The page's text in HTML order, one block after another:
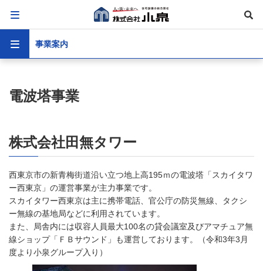
事業案内
電波塔事業
株式会社田無タワー
西東京市の新青梅街道沿い立つ地上高195ｍの電波塔「スカイタワ
ー西東京」の運営事業が主力事業です。
スカイタワー西東京は主に携帯電話、官公庁の防災無線、タクシ
ー無線の基地局などに利用されています。
また、局舎内には収容人員最大100名の貸会議室及びアマチュア無
線ショップ「ＦＢサウンド」も運営しております。（令和3年3月
度より小泉グループ入り）